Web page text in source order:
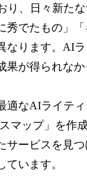
、日々新た
でたもの」
ります。AI
が得られな
適なAIライテ
マップ」を作
ービスを見
います。